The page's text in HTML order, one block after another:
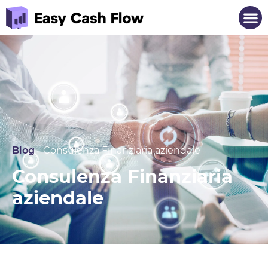
Blog-Consulenza Finanziaria aziendale
Consulenza Finanziaria
aziendale